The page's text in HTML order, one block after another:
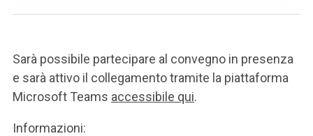
Sarà possibile partecipare al convegno in presenza
e sarà attivo il collegamento tramite la piattaforma
Microsoft Teams accessibile qui.
Informazioni: